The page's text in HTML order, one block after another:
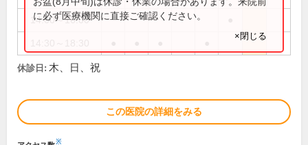
14:00～16:00
に必ず医療機関に直接ご確認ください。
×閉じる
休診日: 木、日、祝
この医院の詳細をみる
※